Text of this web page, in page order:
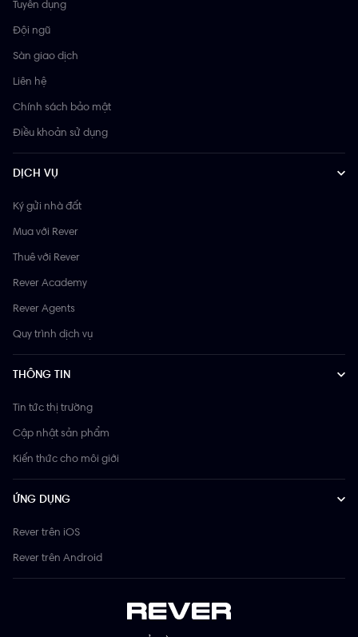
Tuyển dụng
Đội ngũ
Sàn giao dịch
Liên hệ
Chính sách bảo mật
Điều khoản sử dụng
DỊCH VỤ
Ký gửi nhà đất
Mua với Rever
Thuê với Rever
Rever Academy
Rever Agents
Quy trình dịch vụ
THÔNG TIN
Tin tức thị trường
Cập nhật sản phẩm
Kiến thức cho môi giới
ỨNG DỤNG
Rever trên iOS
Rever trên Android